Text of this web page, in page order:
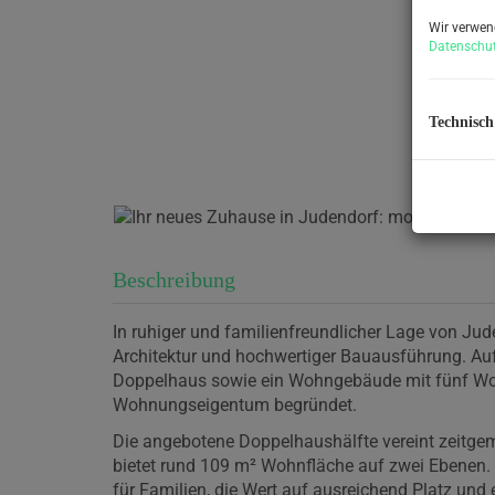
Beschreibung
In ruhiger und familienfreundlicher Lage von
Architektur und hochwertiger Bauausführung.
Doppelhaus sowie ein Wohngebäude mit fünf
Wohnungseigentum begründet.
Die angebotene Doppelhaushälfte vereint
bietet rund 109 m² Wohnfläche auf zwei
für Familien, die Wert auf ausreichend Platz
Wir